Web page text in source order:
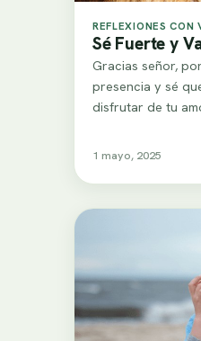
REFLEXIONES CON
Sé Fuerte y
Gracias señor,
presencia y sé
disfrutar de tu
1 mayo, 2025